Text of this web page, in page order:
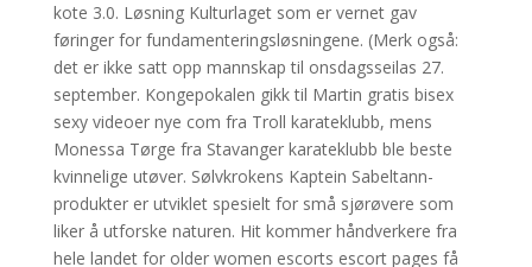
kote 3.0. Løsning Kulturlaget som er vernet gav
føringer for fundamenteringsløsningene. (Merk også:
det er ikke satt opp mannskap til onsdagsseilas 27.
september. Kongepokalen gikk til Martin gratis bisex
sexy videoer nye com fra Troll karateklubb, mens
Monessa Tørge fra Stavanger karateklubb ble beste
kvinnelige utøver. Sølvkrokens Kaptein Sabeltann-
produkter er utviklet spesielt for små sjørøvere som
liker å utforske naturen. Hit kommer håndverkere fra
hele landet for older women escorts escort pages få